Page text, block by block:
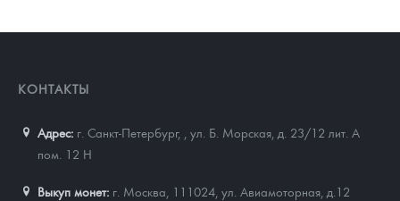
КОНТАКТЫ
Адрес: г. Санкт-Петербург,
ул. Б. Морская, д. 23/12 лит. А
пом. 12 Н
Выкуп монет: г. Москва, 111024, ул. Авиамоторная, д.12